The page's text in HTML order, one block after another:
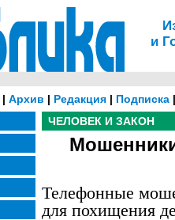
и
| Архив | Редакция | Подписка
ЧЕЛОВЕК И ЗАКОН
Телефонные
для похищения